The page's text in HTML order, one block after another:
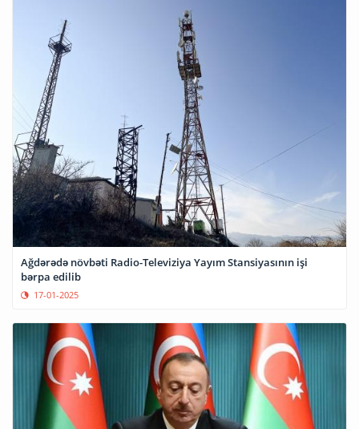
Ağdərədə növbəti Radio-Televiziya Yayım Stansiyasının işi
bərpa edilib
17-01-2025